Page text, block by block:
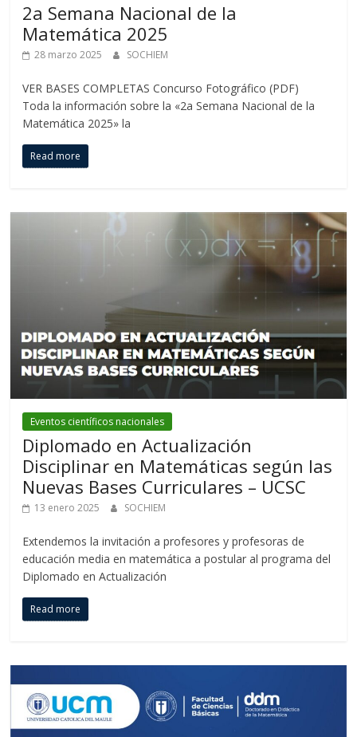
2a Semana Nacional de la
Matemática 2025
28 marzo 2025 SOCHIEM
VER BASES COMPLETAS Concurso Fotográfico (PDF)
Toda la información sobre la «2a Semana Nacional de la
Matemática 2025» la
Read more
Eventos científicos nacionales
Diplomado en Actualización
Disciplinar en Matemáticas según las
Nuevas Bases Curriculares – UCSC
13 enero 2025 SOCHIEM
Extendemos la invitación a profesores y profesoras de
educación media en matemática a postular al programa del
Diplomado en Actualización
Read more